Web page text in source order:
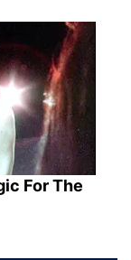
For The